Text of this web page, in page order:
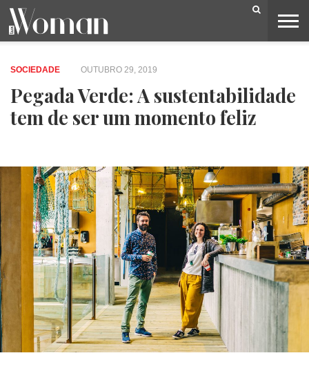
BELEZA
CAPA
LIFESTYLE
MODA
OPINIÃO
PESSOAS
SOCIEDADE
VIDEOS
SOCIEDADE OUTUBRO 29, 2019
Pegada Verde: A sustentabilidade
tem de ser um momento feliz